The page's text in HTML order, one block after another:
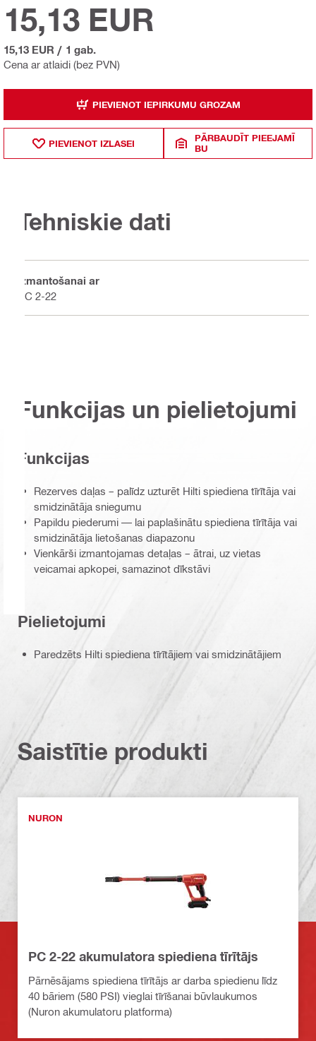
Cena ar atlaidi (bez PVN)
15,13 EUR
15,13 EUR / 1 gab.
PIEVIENOT IEPIRKUMU GROZAM
PIEVIENOT IZLASEI
PĀRBAUDĪT PIEEJAMĪ
BU
Tehniskie dati
Izmantošanai ar
PC 2-22
Funkcijas un pielietojumi
Funkcijas
Rezerves daļas – palīdz uzturēt Hilti spiediena tīrītāja vai
smidzinātāja sniegumu
Papildu piederumi — lai paplašinātu spiediena tīrītāja vai
smidzinātāja lietošanas diapazonu
Vienkārši izmantojamas detaļas – ātrai, uz vietas
veicamai apkopei, samazinot dīkstāvi
Pielietojumi
Paredzēts Hilti spiediena tīrītājiem vai smidzinātājiem
Saistītie produkti
NURON
PC 2-22 akumulatora spiediena tīrītājs
Pārnēsājams spiediena tīrītājs ar darba spiedienu līdz
40 bāriem (580 PSI) vieglai tīrīšanai būvlaukumos
(Nuron akumulatoru platforma)